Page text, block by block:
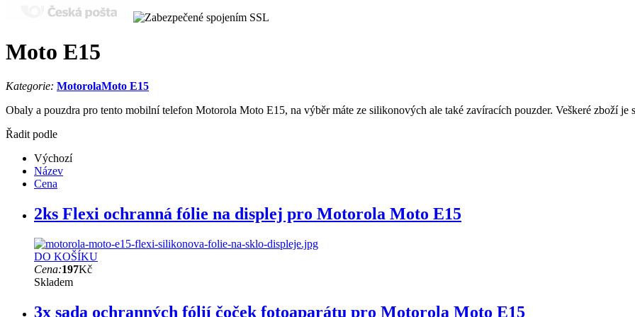
Moto E15
Kategorie: MotorolaMoto E15
Obaly a pouzdra pro tento mobilní telefon Motorola Moto E15, na výběr máte ze silikonových ale také zavíracích pouzder. Veškeré zboží je
Řadit podle
Výchozí
Název
Cena
2ks Flexi ochranná fólie na displej pro Motorola Moto E15
DO KOŠÍKU
Cena:197Kč
Skladem
3x sada ochranných fólií čoček fotoaparátu pro Motorola Moto E15